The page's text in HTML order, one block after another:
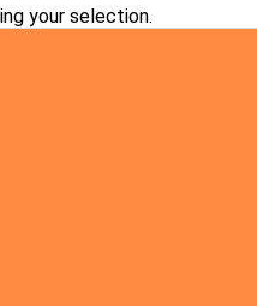
your selection.